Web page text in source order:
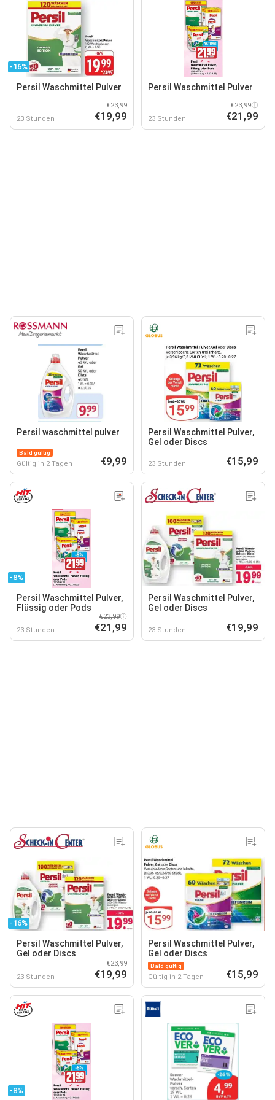
-16%
Persil Waschmittel Pulver
23 Stunden
€23,99
€19,99
Persil Waschmittel Pulver
23 Stunden
€23,99
€21,99
Persil waschmittel pulver
Bald gültig
Gültig in 2 Tagen €9,99
Persil Waschmittel Pulver,
Gel oder Discs
23 Stunden €15,99
-8%
Persil Waschmittel Pulver,
Flüssig oder Pods
23 Stunden
€23,99
€21,99
Persil Waschmittel Pulver,
Gel oder Discs
23 Stunden €19,99
-16%
Persil Waschmittel Pulver,
Gel oder Discs
23 Stunden
€23,99
€19,99
Persil Waschmittel Pulver,
Gel oder Discs
Bald gültig
Gültig in 2 Tagen €15,99
-8%